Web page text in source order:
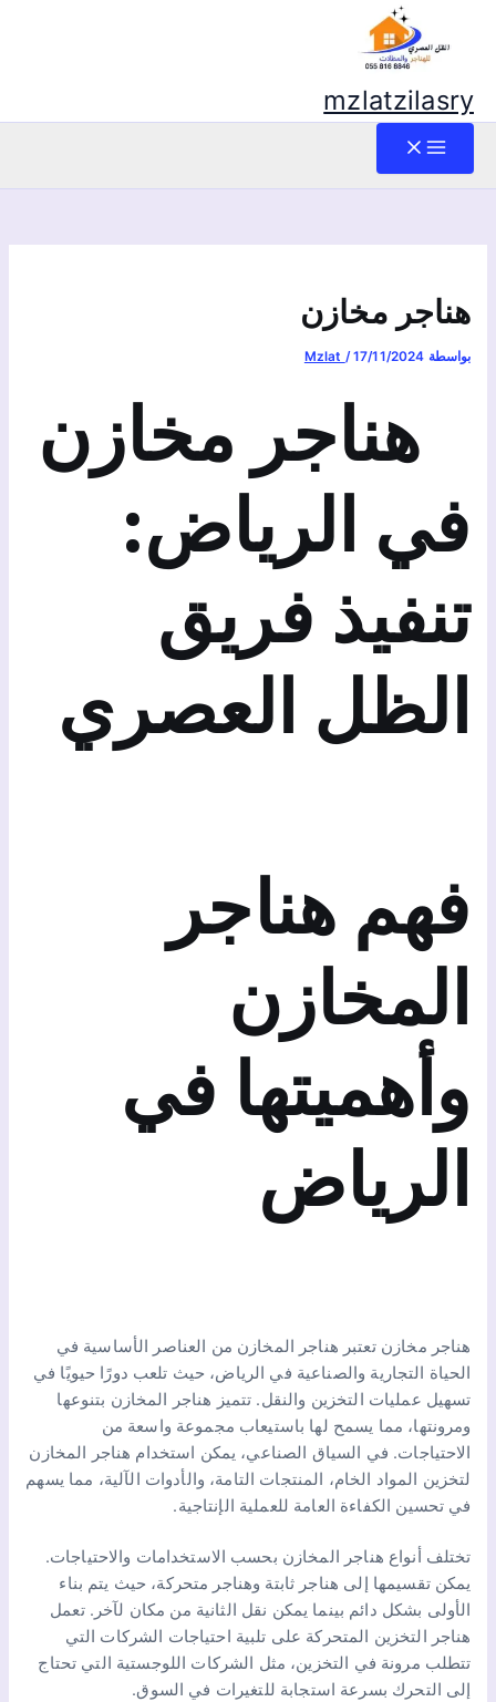
إ
م
mzlatzilasry
هناجر مخازن
بواسطة Mzlat /17/11/2024
هناجر مخازن
في الرياض:
تنفيذ فريق
الظل العصري
فهم هناجر
المخازن
وأهميتها في
الرياض
هناجر مخازن تعتبر هناجر المخازن من العناصر الأساسية في
الحياة التجارية والصناعية في الرياض، حيث تلعب دورًا حيويًا في
تسهيل عمليات التخزين والنقل. تتميز هناجر المخازن بتنوعها
ومرونتها، مما يسمح لها باستيعاب مجموعة واسعة من
الاحتياجات. في السياق الصناعي، يمكن استخدام هناجر المخازن
لتخزين المواد الخام، المنتجات التامة، والأدوات الآلية، مما يسهم
في تحسين الكفاءة العامة للعملية الإنتاجية.
تختلف أنواع هناجر المخازن بحسب الاستخدامات والاحتياجات.
يمكن تقسيمها إلى هناجر ثابتة وهناجر متحركة، حيث يتم بناء
الأولى بشكل دائم بينما يمكن نقل الثانية من مكان لآخر. تعمل
هناجر التخزين المتحركة على تلبية احتياجات الشركات التي
تتطلب مرونة في التخزين، مثل الشركات اللوجستية التي تحتاج
إلى التحرك بسرعة استجابة للتغيرات في السوق.